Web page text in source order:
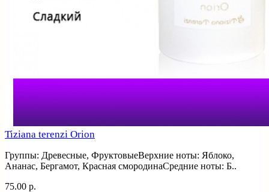
Tiziana terenzi Orion
Группы: Древесные, ФруктовыеВерхние ноты: Яблоко,
Ананас, Бергамот, Красная смородинаСредние ноты: Б..
75.00 р.